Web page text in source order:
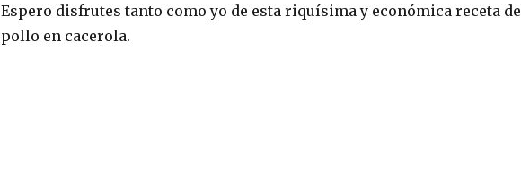
Espero disfrutes tanto como yo de esta riquísima y económica receta de
pollo en cacerola.